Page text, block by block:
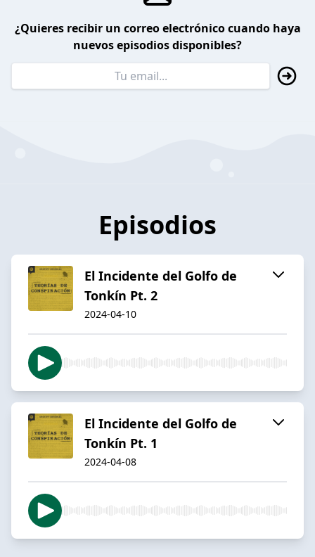
¿Quieres recibir un correo electrónico cuando haya
nuevos episodios disponibles?
Episodios
El Incidente del Golfo de
Tonkín Pt. 2
2024-04-10
El Incidente del Golfo de
Tonkín Pt. 1
2024-04-08